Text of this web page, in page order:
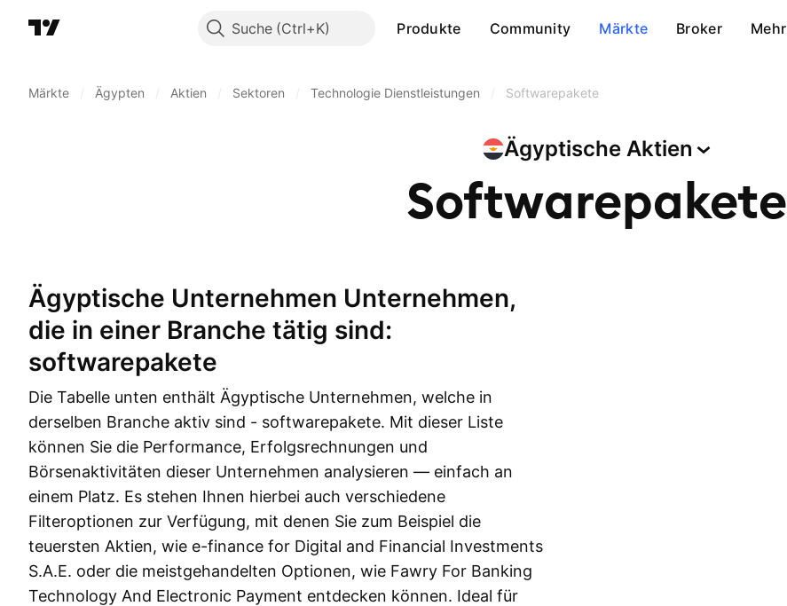
Suche Produkte Community Märkte Broker Mehr
Märkte Ägypten Aktien Sektoren Technologie Dienstleistungen Softwarepakete
Ägyptische Aktien
Softwarepakete
Ägyptische Unternehmen Unternehmen,
die in einer Branche tätig sind:
softwarepakete
Die Tabelle unten enthält Ägyptische Unternehmen, welche in
derselben Branche aktiv sind - softwarepakete. Mit dieser Liste
können Sie die Performance, Erfolgsrechnungen und
Börsenaktivitäten dieser Unternehmen analysieren — einfach an
einem Platz. Es stehen Ihnen hierbei auch verschiedene
Filteroptionen zur Verfügung, mit denen Sie zum Beispiel die
teuersten Aktien, wie e-finance for Digital and Financial Investments
S.A.E. oder die meistgehandelten Optionen, wie Fawry For Banking
Technology And Electronic Payment entdecken können. Ideal für